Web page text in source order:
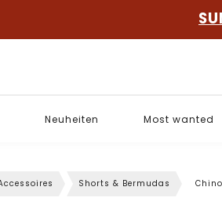
Neuheiten Most wanted
Shorts & Bermudas